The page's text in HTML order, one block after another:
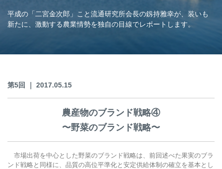
お問い合わせ
個人情報保護方針
平成の「二宮金次郎」こと流通研究所会長の釼持雅幸が、装いも
新たに、激動する農業情勢を独自の目線でレポートします。
第5回 ｜ 2017.05.15
農産物のブランド戦略④
〜野菜のブランド戦略〜
市場出荷を中心とした野菜のブランド戦略は、前回述べた果実のブラ
ンド戦略と同様に、品質の高位平準化と安定供給体制の確立を基本とし